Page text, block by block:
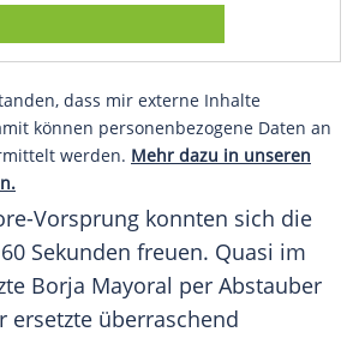
dass mir externe Inhalte
können personenbezogene Daten an
werden. Mehr dazu in unseren
Vorsprung konnten sich die
Sekunden freuen. Quasi im
Borja Mayoral per Abstauber
ersetzte überraschend